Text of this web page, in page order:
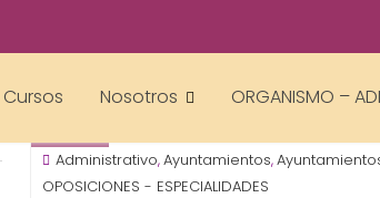
Cursos Nosotros ORGANISMO –
13 Gestor AcademiasCumLaude
Administrativo,Ayuntamientos,
OPOSICIONES - ESPECIALIDADES